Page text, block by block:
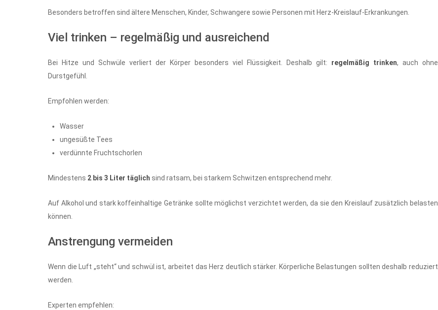
Besonders betroffen sind ältere Menschen, Kinder, Schwangere sowie Personen mit Herz-Kreislauf-Erkrankungen.
Viel trinken – regelmäßig und ausreichend
Bei Hitze und Schwüle verliert der Körper besonders viel Flüssigkeit. Deshalb gilt: regelmäßig trinken, auch ohne
Durstgefühl.
Empfohlen werden:
Wasser
ungesüßte Tees
verdünnte Fruchtschorlen
Mindestens 2 bis 3 Liter täglich sind ratsam, bei starkem Schwitzen entsprechend mehr.
Auf Alkohol und stark koffeinhaltige Getränke sollte möglichst verzichtet werden, da sie den Kreislauf zusätzlich belasten
können.
Anstrengung vermeiden
Wenn die Luft „steht“ und schwül ist, arbeitet das Herz deutlich stärker. Körperliche Belastungen sollten deshalb reduziert
werden.
Experten empfehlen: